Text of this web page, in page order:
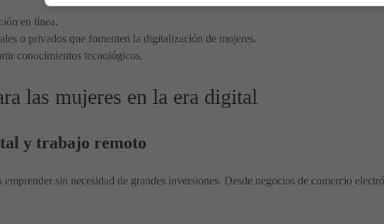
en línea.
o privados que fomenten la digitalización de mujeres.
conocimientos tecnológicos.
las mujeres en la era digital
y trabajo remoto
sin necesidad de grandes inversiones. Desde negocios de comercio